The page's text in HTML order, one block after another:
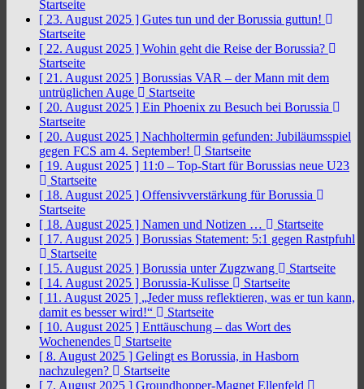
Startseite
[ 23. August 2025 ] Gutes tun und der Borussia guttun!
Startseite
[ 22. August 2025 ] Wohin geht die Reise der Borussia?
Startseite
[ 21. August 2025 ] Borussias VAR – der Mann mit dem
untrüglichen Auge
Startseite
[ 20. August 2025 ] Ein Phoenix zu Besuch bei Borussia
Startseite
[ 20. August 2025 ] Nachholtermin gefunden: Jubiläumsspiel
gegen FCS am 4. September!
Startseite
[ 19. August 2025 ] 11:0 – Top-Start für Borussias neue U23
Startseite
[ 18. August 2025 ] Offensivverstärkung für Borussia
Startseite
[ 18. August 2025 ] Namen und Notizen …
Startseite
[ 17. August 2025 ] Borussias Statement: 5:1 gegen Rastpfuhl
Startseite
[ 15. August 2025 ] Borussia unter Zugzwang
Startseite
[ 14. August 2025 ] Borussia-Kulisse
Startseite
[ 11. August 2025 ] „Jeder muss reflektieren, was er tun kann,
damit es besser wird!“
Startseite
[ 10. August 2025 ] Enttäuschung – das Wort des
Wochenendes
Startseite
[ 8. August 2025 ] Gelingt es Borussia, in Hasborn
nachzulegen?
Startseite
[ 7. August 2025 ] Groundhopper-Magnet Ellenfeld